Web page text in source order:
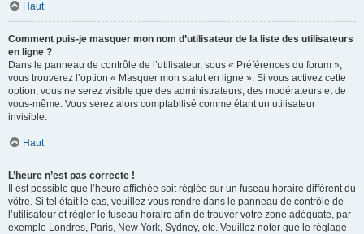
Haut
Comment puis-je masquer mon nom d’utilisateur de la liste des utilisateurs
en ligne ?
Dans le panneau de contrôle de l’utilisateur, sous « Préférences du forum »,
vous trouverez l’option « Masquer mon statut en ligne ». Si vous activez cette
option, vous ne serez visible que des administrateurs, des modérateurs et de
vous-même. Vous serez alors comptabilisé comme étant un utilisateur
invisible.
Haut
L’heure n’est pas correcte !
Il est possible que l’heure affichée soit réglée sur un fuseau horaire différent du
vôtre. Si tel était le cas, veuillez vous rendre dans le panneau de contrôle de
l’utilisateur et régler le fuseau horaire afin de trouver votre zone adéquate, par
exemple Londres, Paris, New York, Sydney, etc. Veuillez noter que le réglage